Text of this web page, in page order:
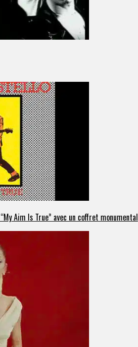
Aim Is True” avec un coffret monumental